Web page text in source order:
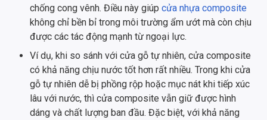
chống cong vênh. Điều này giúp cửa nhựa composite
không chỉ bền bỉ trong môi trường ẩm ướt mà còn chịu
được các tác động mạnh từ ngoại lực.
Ví dụ, khi so sánh với cửa gỗ tự nhiên, cửa composite
có khả năng chịu nước tốt hơn rất nhiều. Trong khi cửa
gỗ tự nhiên dễ bị phồng rộp hoặc mục nát khi tiếp xúc
lâu với nước, thì cửa composite vẫn giữ được hình
dáng và chất lượng ban đầu. Đặc biệt, với khả năng